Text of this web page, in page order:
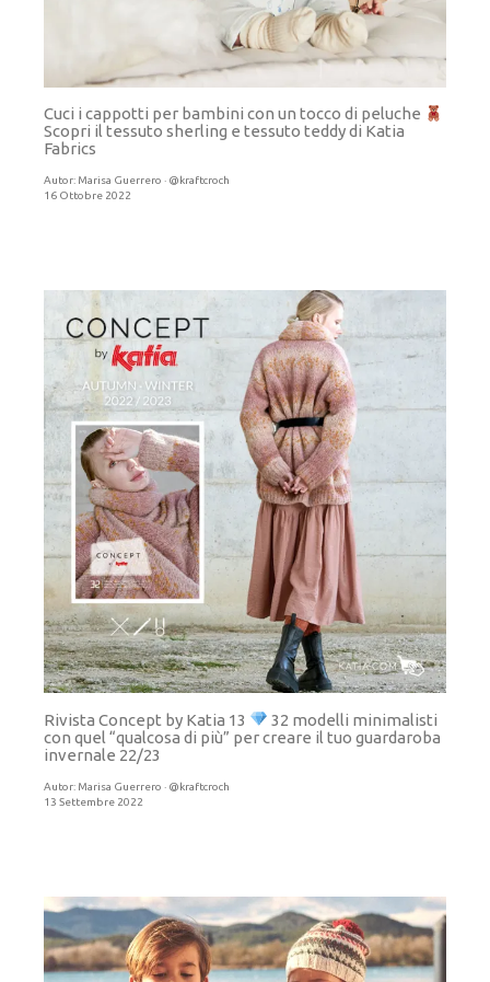
Cuci i cappotti per bambini con un tocco di peluche
Scopri il tessuto sherling e tessuto teddy di Katia
Fabrics
Autor: Marisa Guerrero · @kraftcroch
16 Ottobre 2022
Rivista Concept by Katia 13
32 modelli minimalisti
con quel “qualcosa di più” per creare il tuo guardaroba
invernale 22/23
Autor: Marisa Guerrero · @kraftcroch
13 Settembre 2022